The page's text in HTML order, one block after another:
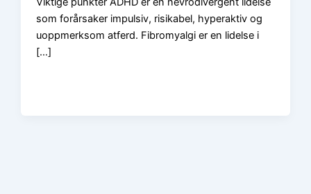
som forårsaker impulsiv, risikabel, hyperaktiv og
uoppmerksom atferd. Fibromyalgi er en lidelse i
[…]